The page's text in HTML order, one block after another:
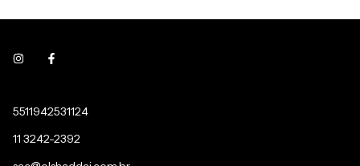
5511942531124
11 3242-2392